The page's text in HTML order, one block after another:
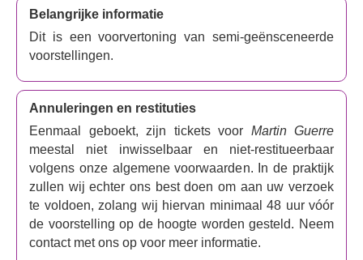
Belangrijke informatie
Dit is een voorvertoning van semi-geënsceneerde
voorstellingen.
Annuleringen en restituties
Eenmaal geboekt, zijn tickets voor Martin Guerre
meestal niet inwisselbaar en niet-restitueerbaar
volgens onze algemene voorwaarden. In de praktijk
zullen wij echter ons best doen om aan uw verzoek
te voldoen, zolang wij hiervan minimaal 48 uur vóór
de voorstelling op de hoogte worden gesteld. Neem
contact met ons op voor meer informatie.